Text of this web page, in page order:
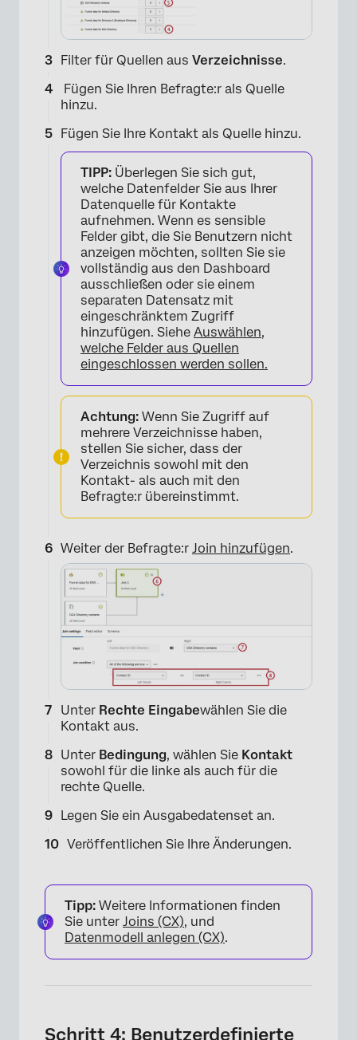
×
×
Filter für Quellen aus Verzeichnisse.
Fügen Sie Ihren Befragte:r als Quelle
hinzu.
Fügen Sie Ihre Kontakt als Quelle hinzu.
TIPP: Überlegen Sie sich gut,
welche Datenfelder Sie aus Ihrer
Datenquelle für Kontakte
aufnehmen. Wenn es sensible
Felder gibt, die Sie Benutzern nicht
anzeigen möchten, sollten Sie sie
vollständig aus den Dashboard
ausschließen oder sie einem
separaten Datensatz mit
eingeschränktem Zugriff
hinzufügen. Siehe Auswählen,
welche Felder aus Quellen
eingeschlossen werden sollen.
Achtung: Wenn Sie Zugriff auf
mehrere Verzeichnisse haben,
stellen Sie sicher, dass der
Verzeichnis sowohl mit den
Kontakt- als auch mit den
Befragte:r übereinstimmt.
​​Weiter der Befragte:r Join hinzufügen.
Unter Rechte Eingabewählen Sie die
Kontakt aus.
​​Unter Bedingung, wählen Sie Kontakt
sowohl für die linke als auch für die
rechte Quelle.
Legen Sie ein Ausgabedatenset an.
Veröffentlichen Sie Ihre Änderungen.
Tipp: Weitere Informationen finden
Sie unter Joins (CX), und
Datenmodell anlegen (CX).
Schritt 4: Benutzerdefinierte